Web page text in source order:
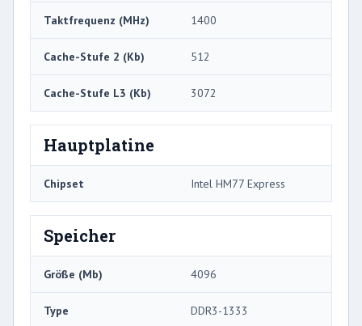
Taktfrequenz (MHz) 1400
Cache-Stufe 2 (Kb) 512
Cache-Stufe L3 (Kb) 3072
Hauptplatine
Chipset Intel HM77 Express
Speicher
Größe (Mb) 4096
Type DDR3-1333